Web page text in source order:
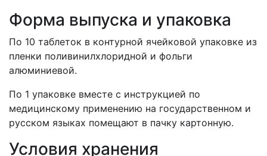
Форма выпуска и упаковка
По 10 таблеток в контурной ячейковой упаковке из
пленки поливинилхлоридной и фольги
алюминиевой.
По 1 упаковке вместе с инструкцией по
медицинскому применению на государственном и
русском языках помещают в пачку картонную.
Условия хранения